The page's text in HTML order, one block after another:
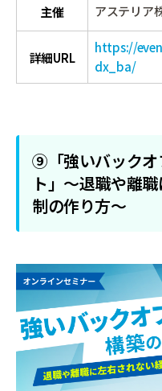
主催 アステリア
詳細URL
https://
dx_ba/
⑨「強いバックオ
ト」〜退職や離
制の作り方〜